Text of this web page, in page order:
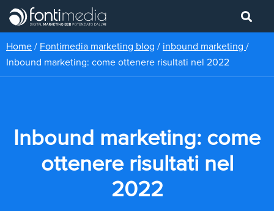
Home / Fontimedia marketing blog / inbound marketing /
Inbound marketing: come ottenere risultati nel 2022
Inbound marketing: come
ottenere risultati nel
2022